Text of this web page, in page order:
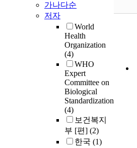
가나다순
저자
World
Health
Organization
(4)
WHO
Expert
Committee on
Biological
Standardization
(4)
보건복지
부 [편] (2)
한국 (1)